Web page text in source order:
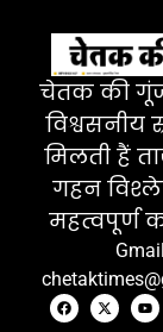
चेतक की
विश्वसनीय
मिलती हैं
गहन
महत्वपूर्ण